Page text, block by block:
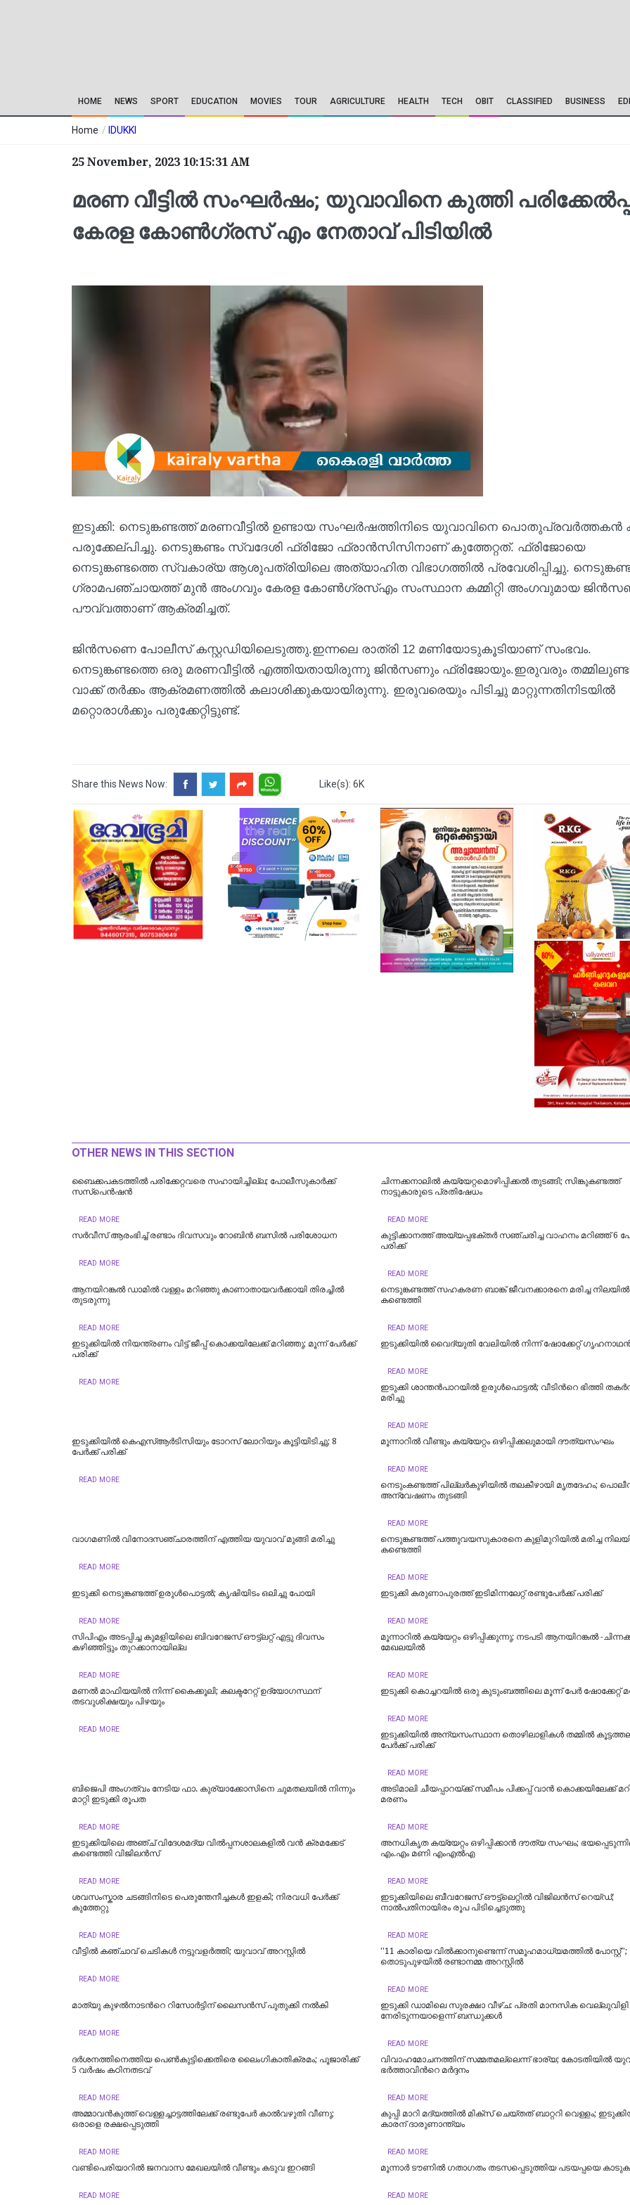
HOME NEWS SPORT EDUCATION MOVIES TOUR AGRICULTURE HEALTH TECH OBIT CLASSIFIED BUSINESS
Home / IDUKKI
25 November, 2023 10:15:31 AM
മരണ വീട്ടിൽ സംഘർഷം; യുവാവിനെ കുത്തി
കേരള കോൺഗ്രസ് എം നേതാവ് പിടിയിൽ
ഇടുക്കി: നെടുങ്കണ്ടത്ത് മരണവീട്ടിൽ ഉണ്ടായ സംഘർഷത്തിനിടെ യുവാവിനെ പൊതുപ്രവർത്തകൻ
പരുക്കേല്പിച്ചു. നെടുങ്കണ്ടം സ്വദേശി ഫ്രിജോ ഫ്രാൻസിസിനാണ് കുത്തേറ്റത്. ഫ്രിജോയെ
നെടുങ്കണ്ടത്തെ സ്വകാര്യ ആശുപത്രിയിലെ അത്യാഹിത വിഭാഗത്തിൽ പ്രവേശിപ്പിച്ചു.
ഗ്രാമപഞ്ചായത്ത് മുൻ അംഗവും കേരള കോൺഗ്രസ്എം സംസ്ഥാന കമ്മിറ്റി അംഗവുമായ
പൗവ്വത്താണ് ആക്രമിച്ചത്.
ജിൻസണെ പോലീസ് കസ്റ്റഡിയിലെടുത്തു.ഇന്നലെ രാത്രി 12 മണിയോടുകൂടിയാണ് സംഭവം.
നെടുങ്കണ്ടത്തെ ഒരു മരണവീട്ടിൽ എത്തിയതായിരുന്നു ജിന്‍സണും ഫ്രിജോയും.ഇരുവരും
വാക്ക് തർക്കം ആക്രമണത്തിൽ കലാശിക്കുകയായിരുന്നു. ഇരുവരെയും പിടിച്ചു മാറ്റുന്നതിനിടയിൽ
മറ്റൊരാൾക്കും പരുക്കേറ്റിട്ടുണ്ട്.
Share this News Now: Like(s): 6K
OTHER NEWS IN THIS SECTION
ബൈക്കപകടത്തില്‍ പരിക്കേറ്റവരെ സഹായിച്ചില്ല; പോലീസുകാര്‍ക്ക്
സസ്പെന്‍ഷന്‍
READ MORE
ചിന്നക്കനാലിൽ കയ്യേറ്റമൊഴിപ്പിക്കൽ തുടങ്ങി; സിങ്കുകണ്ടത്ത്
നാട്ടുകാരുടെ പ്രതിഷേധം
READ MORE
സര്‍വീസ് ആരംഭിച്ച്‌ രണ്ടാം ദിവസവും റോബിൻ ബസില്‍ പരിശോധന
READ MORE
കുട്ടിക്കാനത്ത് അയ്യപ്പഭക്തർ സഞ്ചരിച്ച വാഹനം മറിഞ്ഞ് 6
പരിക്ക്
READ MORE
ആനയിറങ്കൽ ഡാമിൽ വള്ളം മറിഞ്ഞു കാണാതായവര്‍ക്കായി തിരച്ചിൽ
തുടരുന്നു
READ MORE
നെടുങ്കണ്ടത്ത് സഹകരണ ബാങ്ക് ജീവനക്കാരനെ മരിച്ച നിലയില്‍
കണ്ടെത്തി
READ MORE
ഇടുക്കിയില്‍ നിയന്ത്രണം വിട്ട് ജീപ്പ് കൊക്കയിലേക്ക് മറിഞ്ഞു; മൂന്ന് പേര്‍ക്ക്
പരിക്ക്
READ MORE
ഇടുക്കിയിൽ വൈദ്യുതി വേലിയിൽ നിന്ന് ഷോക്കേറ്റ് ഗൃഹനാഥൻ
READ MORE
ഇടുക്കി ശാന്തൻപാറയിൽ ഉരുൾപൊട്ടൽ; വീടിന്‍റെ ഭിത്തി
മരിച്ചു
READ MORE
ഇടുക്കിയില്‍ കെഎസ്ആര്‍ടിസിയും ടോറസ് ലോറിയും കൂട്ടിയിടിച്ചു; 8
പേര്‍ക്ക് പരിക്ക്
READ MORE
മൂന്നാറിൽ വീണ്ടും കയ്യേറ്റം ഒഴിപ്പിക്കലുമായി ദൗത്യസംഘം
READ MORE
നെടുംകണ്ടത്ത് പില്ലർകുഴിയിൽ തലകീഴായി മൃതദേഹം;
അന്വേഷണം തുടങ്ങി
READ MORE
വാഗമണിൽ വിനോദസഞ്ചാരത്തിന് എത്തിയ യുവാവ് മുങ്ങി മരിച്ചു
READ MORE
നെടുങ്കണ്ടത്ത് പത്തുവയസുകാരനെ കുളിമുറിയില്‍ മരിച്ച
കണ്ടെത്തി
READ MORE
ഇടുക്കി നെടുങ്കണ്ടത്ത് ഉരുള്‍പൊട്ടല്‍; കൃഷിയിടം ഒലിച്ചു പോയി
READ MORE
ഇടുക്കി കരുണാപുരത്ത് ഇടിമിന്നലേറ്റ് രണ്ടുപേര്‍ക്ക് പരിക്ക്
READ MORE
സിപിഎം അടപ്പിച്ച കുമളിയിലെ ബിവറേജസ് ഔട്ട്ലറ്റ് എട്ടു ദിവസം
കഴിഞ്ഞിട്ടും തുറക്കാനായില്ല
READ MORE
മൂന്നാറില്‍ കയ്യേറ്റം ഒഴിപ്പിക്കുന്നു; നടപടി ആനയിറങ്കല്‍ -
മേഖലയില്‍
READ MORE
മണല്‍ മാഫിയയില്‍ നിന്ന് കൈക്കൂലി; കലക്ടറേറ്റ് ഉദ്യോഗസ്ഥന്
തടവുശിക്ഷയും പിഴയും
READ MORE
ഇടുക്കി കൊച്ചറയിൽ ഒരു കുടുംബത്തിലെ മൂന്ന് പേർ ഷോക്കേറ്റ്
READ MORE
ഇടുക്കിയിൽ അന്യസംസ്ഥാന തൊഴിലാളികൾ തമ്മിൽ
പേർക്ക് പരിക്ക്
READ MORE
ബിജെപി അംഗത്വം നേടിയ ഫാ. കുര്യാക്കോസിനെ ചുമതലയില്‍ നിന്നും
മാറ്റി ഇടുക്കി രൂപത
READ MORE
അടിമാലി ചീയപ്പാറയ്ക്ക് സമീപം പിക്കപ്പ് വാന്‍ കൊക്കയിലേക്ക്
മരണം
READ MORE
ഇടുക്കിയിലെ അഞ്ച് വിദേശമദ്യ വില്‍പ്പനശാലകളില്‍ വന്‍ ക്രമക്കേട്
കണ്ടെത്തി വിജിലന്‍സ്
READ MORE
അനധികൃത കയ്യേറ്റം ഒഴിപ്പിക്കാന്‍ ദൗത്യ സംഘം;
എം.എം മണി എംഎൽഎ
READ MORE
ശവസംസ്കാര ചടങ്ങിനിടെ പെരുന്തേനീച്ചകൾ ഇളകി; നിരവധി പേർക്ക്
കുത്തേറ്റു
READ MORE
ഇടുക്കിയിലെ ബീവറേജസ് ഔട്ട്‍ലെറ്റിൽ വിജിലൻസ് റെയ്ഡ്;
നാല്‍പതിനായിരം രൂപ പിടിച്ചെടുത്തു
READ MORE
വീട്ടില്‍ കഞ്ചാവ് ചെടികള്‍ നട്ടുവളര്‍ത്തി; യുവാവ് അറസ്റ്റില്‍
READ MORE
''11 കാരിയെ വിൽക്കാനുണ്ടെന്ന് സമൂഹമാധ്യമത്തിൽ പോസ്റ്റ്'';
തൊടുപുഴയിൽ രണ്ടാനമ്മ അറസ്റ്റിൽ
READ MORE
മാത്യു കുഴൽനാടന്‍റെ റിസോർട്ടിന് ലൈസൻസ് പുതുക്കി നൽകി
READ MORE
ഇടുക്കി ഡാമിലെ സുരക്ഷാ വീഴ്ച: പ്രതി മാനസിക വെല്ലുവിളി
നേരിടുന്നയാളെന്ന് ബന്ധുക്കൾ
READ MORE
ദർശനത്തിനെത്തിയ പെൺകുട്ടിക്കെതിരെ ലൈംഗികാതിക്രമം; പൂജാരിക്ക്
5 വർഷം കഠിനതടവ്
READ MORE
വിവാഹമോചനത്തിന് സമ്മതമല്ലെന്ന് ഭാര്യ; കോടതിയില്‍
ഭര്‍ത്താവിന്‍റെ മർദ്ദനം
READ MORE
അമ്മാവന്‍കുത്ത് വെള്ളച്ചാട്ടത്തിലേക്ക് രണ്ടുപേര്‍ കാല്‍വഴുതി വീണു;
ഒരാളെ രക്ഷപ്പെടുത്തി
READ MORE
കുപ്പി മാറി മദ്യത്തില്‍ മിക്സ് ചെയ്തത് ബാറ്ററി വെള്ളം;
കാരന് ദാരുണാന്ത്യം
READ MORE
വണ്ടിപെരിയാറില്‍ ജനവാസ മേഖലയില്‍ വീണ്ടും കടുവ ഇറങ്ങി
READ MORE
മൂന്നാർ ടൗണിൽ ഗതാഗതം തടസപ്പെടുത്തിയ പടയപ്പയെ
READ MORE